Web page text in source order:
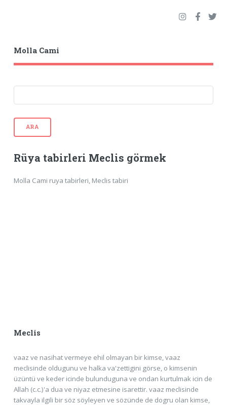
Molla Cami
ARA
Rüya tabirleri Meclis görmek
Molla Cami ruya tabirleri, Meclis tabiri
Meclis
vaaz ve nasihat vermeye ehil olmayan bir kimse, vaaz
meclisinde oldugunu ve halka va'zettigini görse, o kimsenin
üzüntü ve keder icinde bulunduguna ve ondan kurtulmak icin de
Allah (c.c.)'a dua ve niyaz etmesine isarettir. vaaz meclisinde
takvayla ilgili bir söz söyleyen ve sözünde de dogru olan kimse,